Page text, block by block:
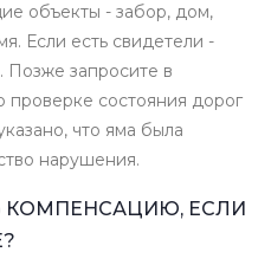
объекты - забор, дом,
Если есть свидетели -
Позже запросите в
проверке состояния дорог
что яма была
нарушения.
ЕСЛИ